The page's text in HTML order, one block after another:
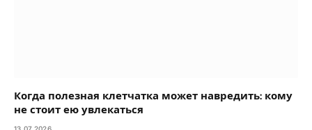
Когда полезная клетчатка может навредить: кому
не стоит ею увлекаться